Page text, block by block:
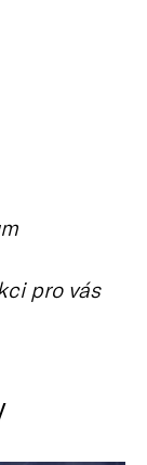
pro vás